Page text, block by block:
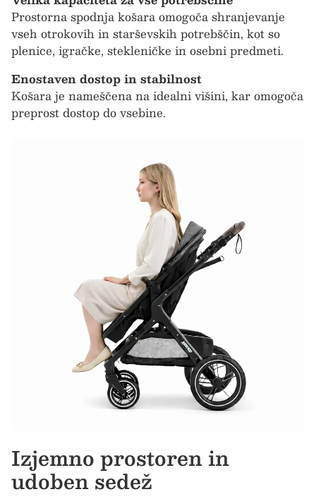
Prostorna spodnja košara omogoča shranjevanje
vseh otrokovih in starševskih potrebščin, kot so
plenice, igračke, stekleničke in osebni predmeti.
Enostaven dostop in stabilnost
Košara je nameščena na idealni višini, kar omogoča
preprost dostop do vsebine.
Izjemno prostoren in
udoben sedež